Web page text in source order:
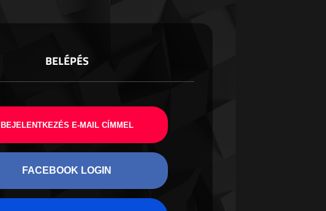
BELÉPÉS
BEJELENTKEZÉS E-MAIL CÍMMEL
FACEBOOK LOGIN